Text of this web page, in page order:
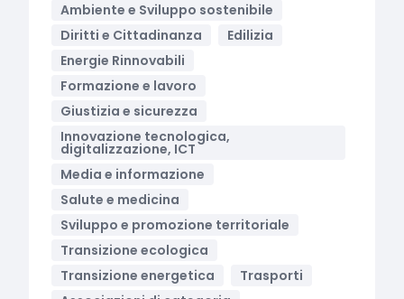
Ambiente e Sviluppo sostenibile
Diritti e Cittadinanza
Edilizia
Energie Rinnovabili
Formazione e lavoro
Giustizia e sicurezza
Innovazione tecnologica,
digitalizzazione, ICT
Media e informazione
Salute e medicina
Sviluppo e promozione territoriale
Transizione ecologica
Transizione energetica
Trasporti